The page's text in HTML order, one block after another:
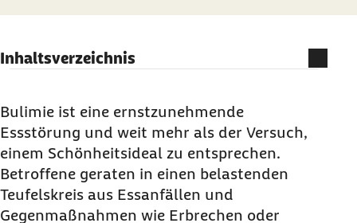
Inhaltsverzeichnis
Symptome: Was weist auf Bulimie hin?
Ursachen: Was löst Bulimie aus?
Verbreitung: Wer ist am häufigsten betroffen?
Verlauf: Welche Folgen hat Bulimie?
Diagnose: Wie lässt sich Bulimie feststellen?
Bulimie ist eine ernstzunehmende
Essstörung und weit mehr als der Versuch,
einem Schönheitsideal zu entsprechen.
Betroffene geraten in einen belastenden
Teufelskreis aus Essanfällen und
Gegenmaßnahmen wie Erbrechen oder